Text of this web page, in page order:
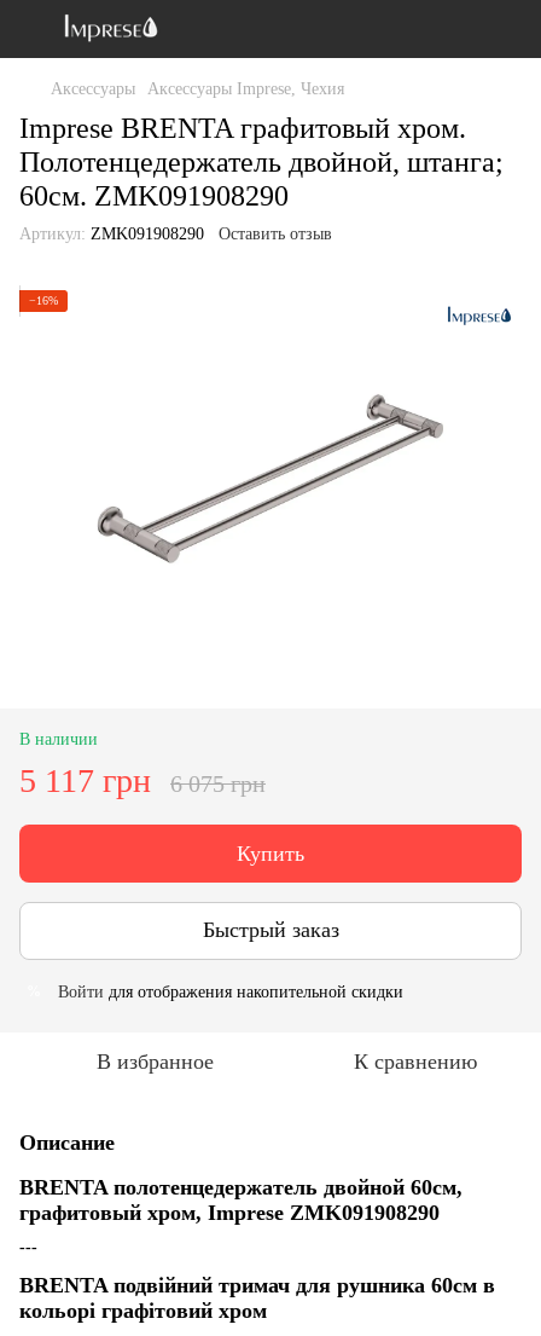
Аксессуары Аксессуары Imprese, Чехия
Imprese BRENTA графитовый хром.
Полотенцедержатель двойной, штанга;
60см. ZMK091908290
Артикул: ZMK091908290 Оставить отзыв
−16%
В наличии
5 117 грн 6 075 грн
Купить
Быстрый заказ
Войти для отображения накопительной скидки
В избранное К сравнению
Описание
BRENTA полотенцедержатель двойной 60см,
графитовый хром, Imprese ZMK091908290
---
BRENTA подвійний тримач для рушника 60см в
кольорі графітовий хром